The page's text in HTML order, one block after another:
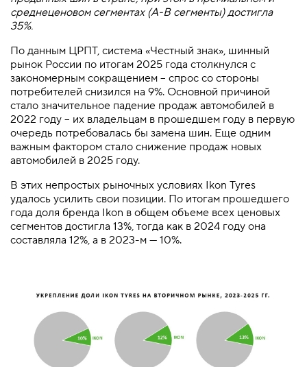
среднеценовом сегментах (А-В сегменты) достигла
35%.
По данным ЦРПТ, система «Честный знак», шинный
рынок России по итогам 2025 года столкнулся с
закономерным сокращением – спрос со стороны
потребителей снизился на 9%. Основной причиной
стало значительное падение продаж автомобилей в
2022 году – их владельцам в прошедшем году в первую
очередь потребовалась бы замена шин. Еще одним
важным фактором стало снижение продаж новых
автомобилей в 2025 году.
В этих непростых рыночных условиях Ikon Tyres
удалось усилить свои позиции. По итогам прошедшего
года доля бренда Ikon в общем объеме всех ценовых
сегментов достигла 13%, тогда как в 2024 году она
составляла 12%, а в 2023-м — 10%.